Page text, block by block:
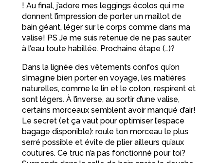
! Au final, j’adore mes leggings écolos qui me
donnent l’impression de porter un maillot de
bain géant, léger sur le corps comme dans ma
valise! PS Je me suis retenue de ne pas sauter
à l’eau toute habillée. Prochaine étape (…)?
Dans la lignée des vêtements confos qu’on
s’imagine bien porter en voyage, les matières
naturelles, comme le lin et le coton, respirent et
sont légers. À l’inverse, au sortir d’une valise,
certains morceaux semblent avoir manqué d’air!
Le secret (et ça vaut pour optimiser l’espace
bagage disponible): roule ton morceau le plus
serré possible et évite de plier ailleurs qu’aux
coutures. Ce truc n’a pas fonctionné pour toi?